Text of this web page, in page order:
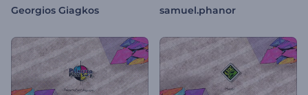
Georgios Giagkos samuel.phanor